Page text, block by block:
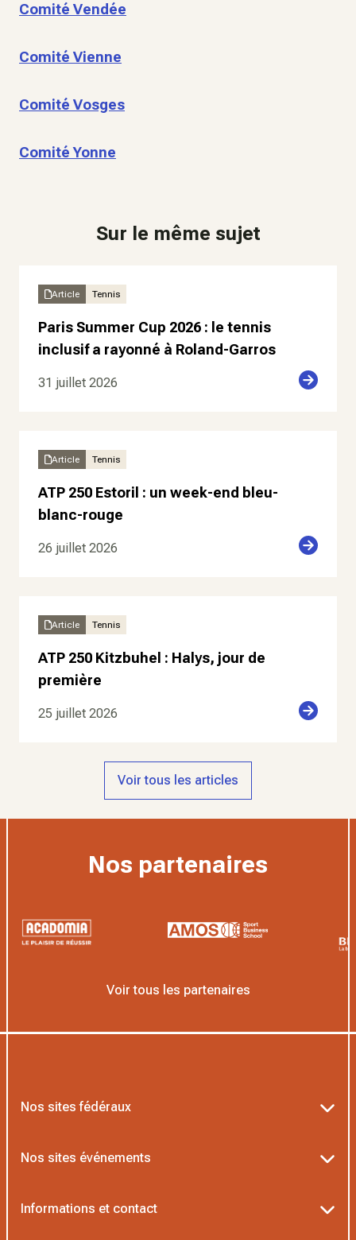
Comité Vendée
Comité Vienne
Comité Vosges
Comité Yonne
Sur le même sujet
Article Tennis
Paris Summer Cup 2026 : le tennis
inclusif a rayonné à Roland-Garros
31 juillet 2026
Article Tennis
ATP 250 Estoril : un week-end bleu-
blanc-rouge
26 juillet 2026
Article Tennis
ATP 250 Kitzbuhel : Halys, jour de
première
25 juillet 2026
Voir tous les articles
Nos partenaires
Voir tous les partenaires
Nos sites fédéraux
Nos sites événements
Informations et contact